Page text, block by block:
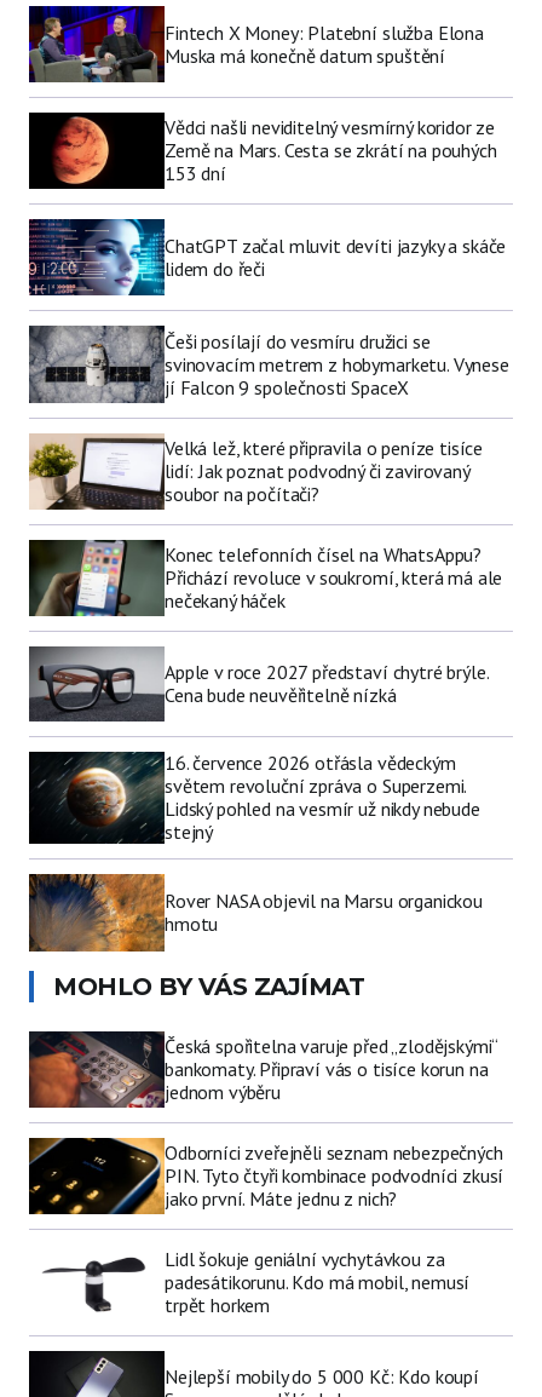
Fintech X Money: Platební služba Elona
Muska má konečně datum spuštění
Vědci našli neviditelný vesmírný koridor ze
Země na Mars. Cesta se zkrátí na pouhých
153 dní
ChatGPT začal mluvit devíti jazyky a skáče
lidem do řeči
Češi posílají do vesmíru družici se
svinovacím metrem z hobymarketu. Vynese
jí Falcon 9 společnosti SpaceX
Velká lež, které připravila o peníze tisíce
lidí: Jak poznat podvodný či zavirovaný
soubor na počítači?
Konec telefonních čísel na WhatsAppu?
Přichází revoluce v soukromí, která má ale
nečekaný háček
Apple v roce 2027 představí chytré brýle.
Cena bude neuvěřitelně nízká
16. července 2026 otřásla vědeckým
světem revoluční zpráva o Superzemi.
Lidský pohled na vesmír už nikdy nebude
stejný
Rover NASA objevil na Marsu organickou
hmotu
MOHLO BY VÁS ZAJÍMAT
Česká spořitelna varuje před „zlodějskými“
bankomaty. Připraví vás o tisíce korun na
jednom výběru
Odborníci zveřejněli seznam nebezpečných
PIN. Tyto čtyři kombinace podvodníci zkusí
jako první. Máte jednu z nich?
Lidl šokuje geniální vychytávkou za
padesátikorunu. Kdo má mobil, nemusí
trpět horkem
Nejlepší mobily do 5 000 Kč: Kdo koupí